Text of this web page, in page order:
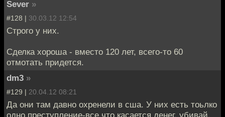
Sever »
#128 | 30.03.12 12:54
Строго у них.
Сделка хороша - вместо 120 лет, всего-то 60
отмотать придется.
dm3 »
#129 | 20.04.12 08:21
Да они там давно охренели в сша. У них есть тоьлко
одно преступление-все что касается денег. убивай,